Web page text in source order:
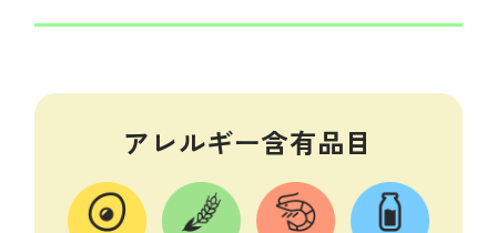
アレルギー含有品目